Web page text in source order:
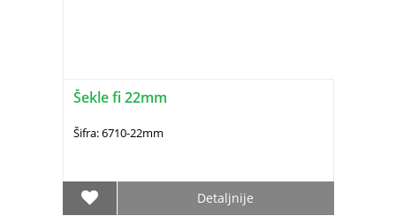
Šekle fi 22mm
Šifra: 6710-22mm
Detaljnije